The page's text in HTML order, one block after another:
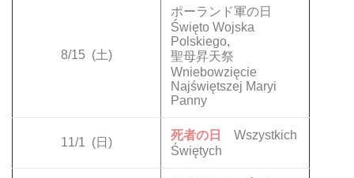
8/15 (土)
ポーランド軍の日
Święto Wojska
Polskiego,
聖母昇天祭
Wniebowzięcie
Najświętszej Maryi
Panny
11/1 (日)
死者の日
Wszystkich
Świętych